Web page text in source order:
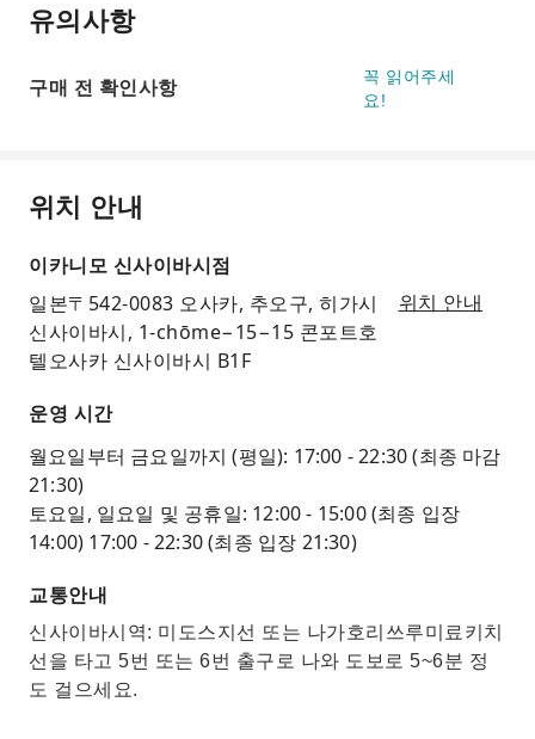
유의사항
구매 전 확인사항
꼭 읽어주세
요!
위치 안내
이카니모 신사이바시점
일본〒542-0083 오사카, 추오구, 히가시
신사이바시, 1-chōme−15−15 콘포트호
텔오사카 신사이바시 B1F
위치 안내
운영 시간
월요일부터 금요일까지 (평일): 17:00 - 22:30 (최종 마감
21:30)
토요일, 일요일 및 공휴일: 12:00 - 15:00 (최종 입장
14:00) 17:00 - 22:30 (최종 입장 21:30)
교통안내
신사이바시역: 미도스지선 또는 나가호리쓰루미료키치
선을 타고 5번 또는 6번 출구로 나와 도보로 5~6분 정
도 걸으세요.